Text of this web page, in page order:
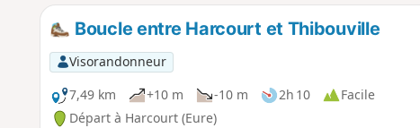
Boucle entre Harcourt et Thibouville
Visorandonneur
7,49 km
+10 m -10 m 2h 10
Facile
Départ à Harcourt (Eure)